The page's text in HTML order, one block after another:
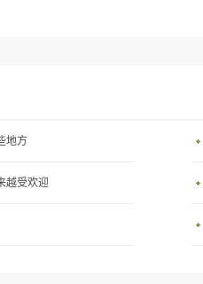
地方
越受欢迎